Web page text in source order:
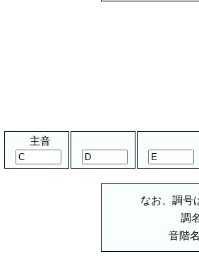
主音
なお、調号
調
音階